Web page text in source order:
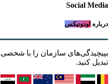
Social Media
درباره اودونیکس
بپیچیدگی‌های سازمان را با
تبدیل کنید.